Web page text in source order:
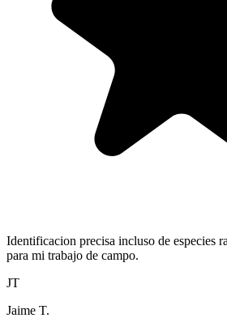
Identificacion precisa incluso de especies
para mi trabajo de campo.
JT
Jaime T.